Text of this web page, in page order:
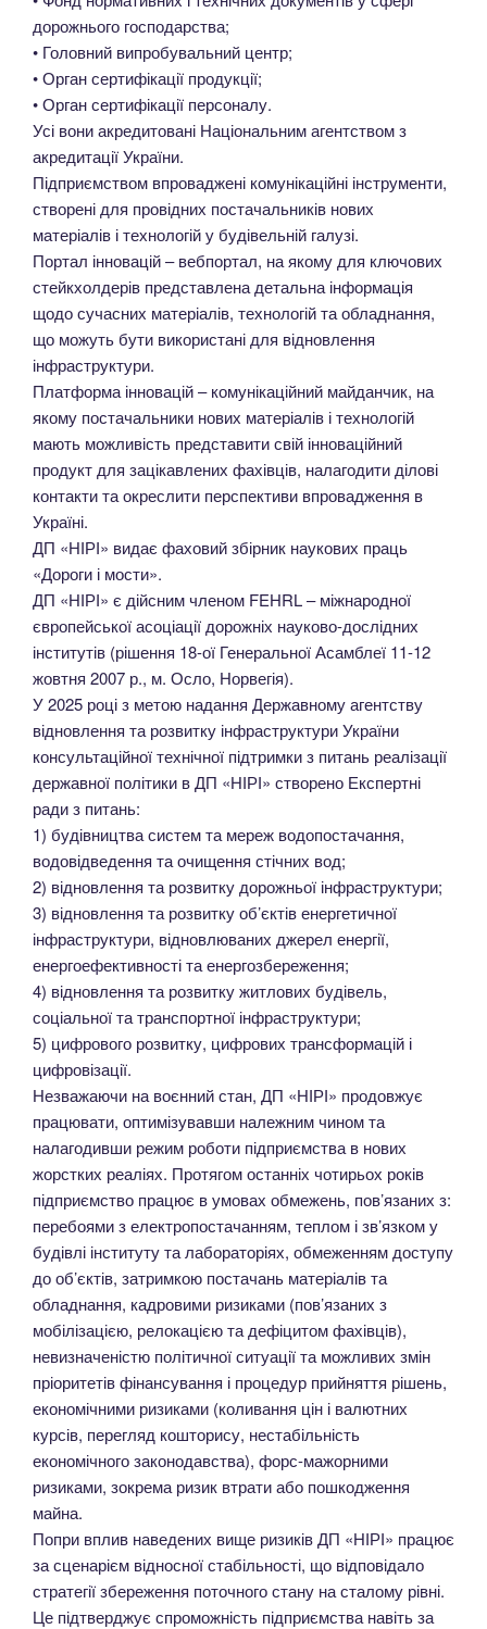
дорожнього господарства;
• Головний випробувальний центр;
• Орган сертифікації продукції;
• Орган сертифікації персоналу.
Усі вони акредитовані Національним агентством з
акредитації України.
Підприємством впроваджені комунікаційні інструменти,
створені для провідних постачальників нових
матеріалів і технологій у будівельній галузі.
Портал інновацій – вебпортал, на якому для ключових
стейкхолдерів представлена детальна інформація
щодо сучасних матеріалів, технологій та обладнання,
що можуть бути використані для відновлення
інфраструктури.
Платформа інновацій – комунікаційний майданчик, на
якому постачальники нових матеріалів і технологій
мають можливість представити свій інноваційний
продукт для зацікавлених фахівців, налагодити ділові
контакти та окреслити перспективи впровадження в
Україні.
ДП «НІРІ» видає фаховий збірник наукових праць
«Дороги і мости».
ДП «НІРІ» є дійсним членом FEHRL – міжнародної
європейської асоціації дорожніх науково-дослідних
інститутів (рішення 18-ої Генеральної Асамблеї 11-12
жовтня 2007 р., м. Осло, Норвегія).
У 2025 році з метою надання Державному агентству
відновлення та розвитку інфраструктури України
консультаційної технічної підтримки з питань реалізації
державної політики в ДП «НІРІ» створено Експертні
ради з питань:
1) будівництва систем та мереж водопостачання,
водовідведення та очищення стічних вод;
2) відновлення та розвитку дорожньої інфраструктури;
3) відновлення та розвитку об’єктів енергетичної
інфраструктури, відновлюваних джерел енергії,
енергоефективності та енергозбереження;
4) відновлення та розвитку житлових будівель,
соціальної та транспортної інфраструктури;
5) цифрового розвитку, цифрових трансформацій і
цифровізації.
Незважаючи на воєнний стан, ДП «НІРІ» продовжує
працювати, оптимізувавши належним чином та
налагодивши режим роботи підприємства в нових
жорстких реаліях. Протягом останніх чотирьох років
підприємство працює в умовах обмежень, пов’язаних з:
перебоями з електропостачанням, теплом і зв’язком у
будівлі інституту та лабораторіях, обмеженням доступу
до об’єктів, затримкою постачань матеріалів та
обладнання, кадровими ризиками (пов’язаних з
мобілізацією, релокацією та дефіцитом фахівців),
невизначеністю політичної ситуації та можливих змін
пріоритетів фінансування і процедур прийняття рішень,
економічними ризиками (коливання цін і валютних
курсів, перегляд кошторису, нестабільність
економічного законодавства), форс-мажорними
ризиками, зокрема ризик втрати або пошкодження
майна.
Попри вплив наведених вище ризиків ДП «НІРІ» працює
за сценарієм відносної стабільності, що відповідало
стратегії збереження поточного стану на сталому рівні.
Це підтверджує спроможність підприємства навіть за